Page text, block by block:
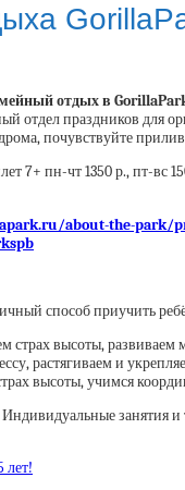
отдых в
отдел праздников для
почувствуйте
7+ пн-чт 1350 р., пт-вс
about-the-park/
способ приучить
страх высоты,
растягиваем и
высоты, учимся
Индивидуальные занятия и